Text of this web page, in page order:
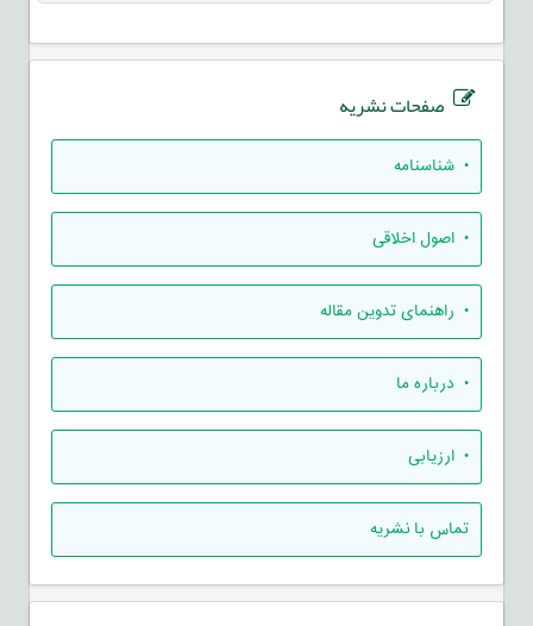
صفحات نشریه
• شناسنامه
• اصول اخلاقی
• راهنمای تدوين مقاله
• درباره ما
• ارزيابی
تماس با نشریه